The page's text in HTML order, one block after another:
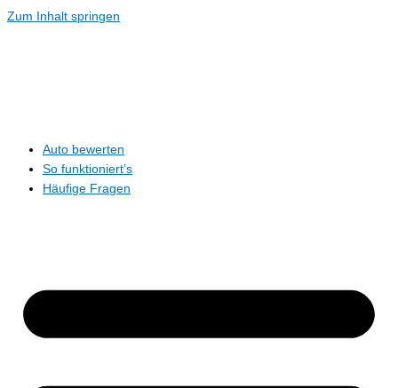
Zum Inhalt springen
Auto bewerten
So funktioniert’s
Häufige Fragen